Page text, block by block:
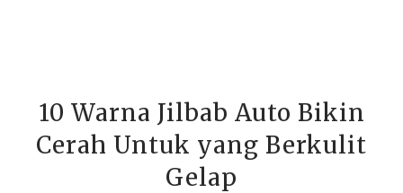
10 Warna Jilbab Auto Bikin
Cerah Untuk yang Berkulit
Gelap